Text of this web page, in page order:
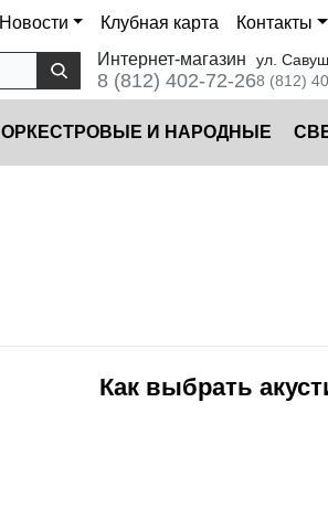
Новости Клубная карта
Контакты
Интернет-магазин
8 (812) 402-72-26
ул.
8 (812)
ОРКЕСТРОВЫЕ И НАРОДНЫЕ
Как выбрать